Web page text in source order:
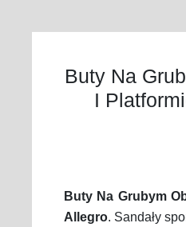
Buty Na
I
Buty Na Grubym
Allegro. Sandały